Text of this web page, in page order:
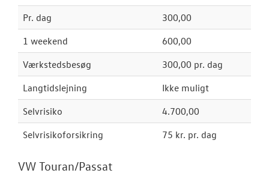
Volkswagen
NYHEDER
Pr. dag
300,00
1 weekend
600,00
Værkstedsbesøg
300,00 pr. dag
Langtidslejning
Ikke muligt
Selvrisiko
4.700,00
Selvrisikoforsikring
75 kr. pr. dag
VW Touran/Passat